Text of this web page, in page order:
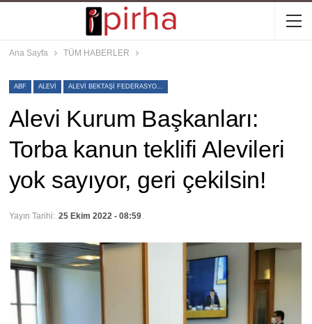
Ana Sayfa TÜM HABERLER
ABF ALEVI ALEVI BEKTAŞI FEDERASYONU
Alevi Kurum Başkanları:
Torba kanun teklifi Alevileri
yok sayıyor, geri çekilsin!
Yayın Tarihi: 25 Ekim 2022 - 08:59